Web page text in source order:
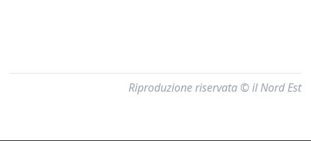
Riproduzione riservata © il Nord Est